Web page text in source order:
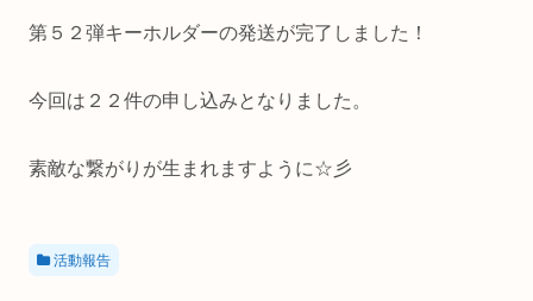
第５２弾キーホルダーの発送が完了しました！
今回は２２件の申し込みとなりました。
素敵な繋がりが生まれますように☆彡
活動報告